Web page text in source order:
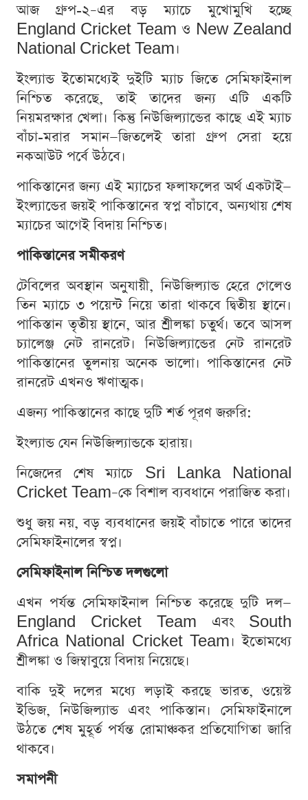
আজ গ্রুপ-২–এর বড় ম্যাচে মুখোমুখি হচ্ছে
England Cricket Team ও New Zealand
National Cricket Team।
ইংল্যান্ড ইতোমধ্যেই দুইটি ম্যাচ জিতে সেমিফাইনাল
নিশ্চিত করেছে, তাই তাদের জন্য এটি একটি
নিয়মরক্ষার খেলা। কিন্তু নিউজিল্যান্ডের কাছে এই ম্যাচ
বাঁচা-মরার সমান—জিতলেই তারা গ্রুপ সেরা হয়ে
নকআউট পর্বে উঠবে।
পাকিস্তানের জন্য এই ম্যাচের ফলাফলের অর্থ একটাই—
ইংল্যান্ডের জয়ই পাকিস্তানের স্বপ্ন বাঁচাবে, অন্যথায় শেষ
ম্যাচের আগেই বিদায় নিশ্চিত।
পাকিস্তানের সমীকরণ
টেবিলের অবস্থান অনুযায়ী, নিউজিল্যান্ড হেরে গেলেও
তিন ম্যাচে ৩ পয়েন্ট নিয়ে তারা থাকবে দ্বিতীয় স্থানে।
পাকিস্তান তৃতীয় স্থানে, আর শ্রীলঙ্কা চতুর্থ। তবে আসল
চ্যালেঞ্জ নেট রানরেট। নিউজিল্যান্ডের নেট রানরেট
পাকিস্তানের তুলনায় অনেক ভালো। পাকিস্তানের নেট
রানরেট এখনও ঋণাত্মক।
এজন্য পাকিস্তানের কাছে দুটি শর্ত পূরণ জরুরি:
ইংল্যান্ড যেন নিউজিল্যান্ডকে হারায়।
নিজেদের শেষ ম্যাচে Sri Lanka National
Cricket Team–কে বিশাল ব্যবধানে পরাজিত করা।
শুধু জয় নয়, বড় ব্যবধানের জয়ই বাঁচাতে পারে তাদের
সেমিফাইনালের স্বপ্ন।
সেমিফাইনাল নিশ্চিত দলগুলো
এখন পর্যন্ত সেমিফাইনাল নিশ্চিত করেছে দুটি দল—
England Cricket Team এবং South
Africa National Cricket Team। ইতোমধ্যে
শ্রীলঙ্কা ও জিম্বাবুয়ে বিদায় নিয়েছে।
বাকি দুই দলের মধ্যে লড়াই করছে ভারত, ওয়েস্ট
ইন্ডিজ, নিউজিল্যান্ড এবং পাকিস্তান। সেমিফাইনালে
উঠতে শেষ মুহূর্ত পর্যন্ত রোমাঞ্চকর প্রতিযোগিতা জারি
থাকবে।
সমাপনী